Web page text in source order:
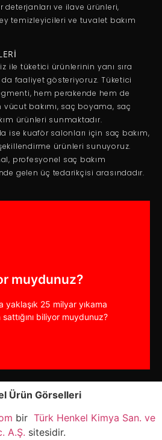
deterjanları ve ilave ürünleri,
temizleyicileri ve tuvalet bakım
ile tüketici ürünlerinin yanı sıra
faaliyet gösteriyoruz. Tüketici
hem perakende hem de
bakımı, saç boyama, saç
ürünleri sunmaktadır.
ise kuaför salonları için saç bakım,
ürünleri sunuyoruz.
profesyonel saç bakım
gelen üç tedarikçisi arasındadır.
muydunuz?
yaklaşık 25 milyar yıkama
biliyor muydunuz?
muydunuz?
saniyede 20’den fazla saç
tarafından satıldığını biliyor
Ürün Görselleri
bir Türk Henkel Kimya San. ve
A.Ş. sitesidir.